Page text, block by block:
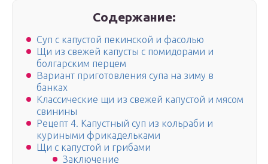
Содержание:
Суп с капустой пекинской и фасолью
Щи из свежей капусты с помидорами и
болгарским перцем
Вариант приготовления супа на зиму в
банках
Классические щи из свежей капустой и мясом
свинины
Рецепт 4. Капустный суп из кольраби и
куриными фрикадельками
Щи с капустой и грибами
Заключение